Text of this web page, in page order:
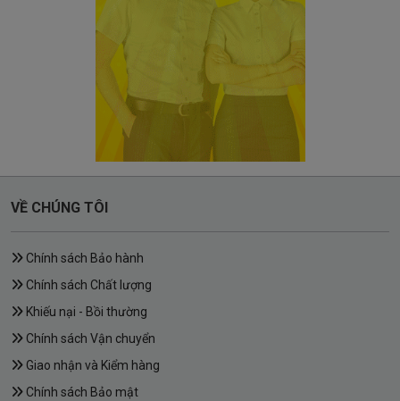
VỀ CHÚNG TÔI
Chính sách Bảo hành
Chính sách Chất lượng
Khiếu nại - Bồi thường
Chính sách Vận chuyển
Giao nhận và Kiểm hàng
Chính sách Bảo mật